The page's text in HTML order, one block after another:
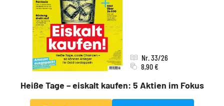
Heiße Tage – eiskalt kaufen: 5 Aktien im Fokus
Nr. 33/26
8,90 €